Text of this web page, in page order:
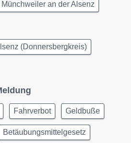
Münchweiler an der Alsenz
(Donnersbergkreis)
Fahrverbot Geldbuße
Betäubungsmittelgesetz